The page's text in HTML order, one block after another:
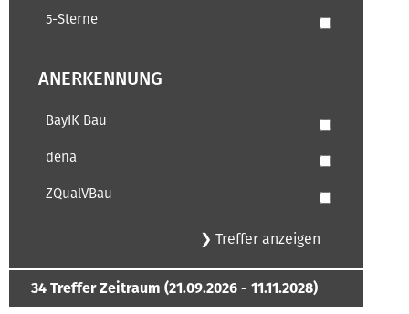
5-Sterne
ANERKENNUNG
BayIK Bau
dena
ZQualVBau
34 Treffer Zeitraum (21.09.2026 - 11.11.2028)